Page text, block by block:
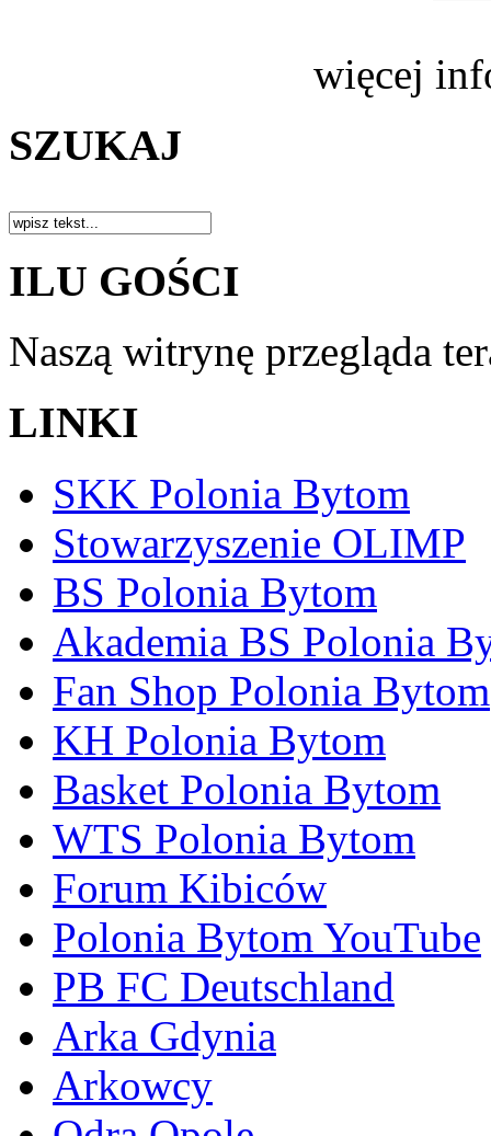
więcej
SZUKAJ
ILU GOŚCI
Naszą witrynę przegląda
LINKI
SKK Polonia Bytom
Stowarzyszenie OLIMP
BS Polonia Bytom
Akademia BS Polonia
Fan Shop Polonia Bytom
KH Polonia Bytom
Basket Polonia Bytom
WTS Polonia Bytom
Forum Kibiców
Polonia Bytom YouTube
PB FC Deutschland
Arka Gdynia
Arkowcy